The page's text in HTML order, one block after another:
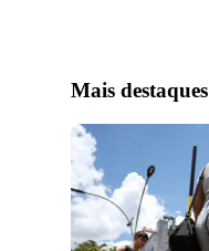
Mais destaques